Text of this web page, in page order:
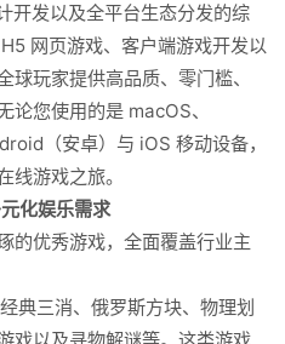
开发以及全平台生态分发的综
网页游戏、客户端游戏开发以
球玩家提供高品质、零门槛、
论您使用的是 macOS、
（安卓）与 iOS 移动设备，
线游戏之旅。
化娱乐需求
的优秀游戏，全面覆盖行业主
典三消、俄罗斯方块、物理划